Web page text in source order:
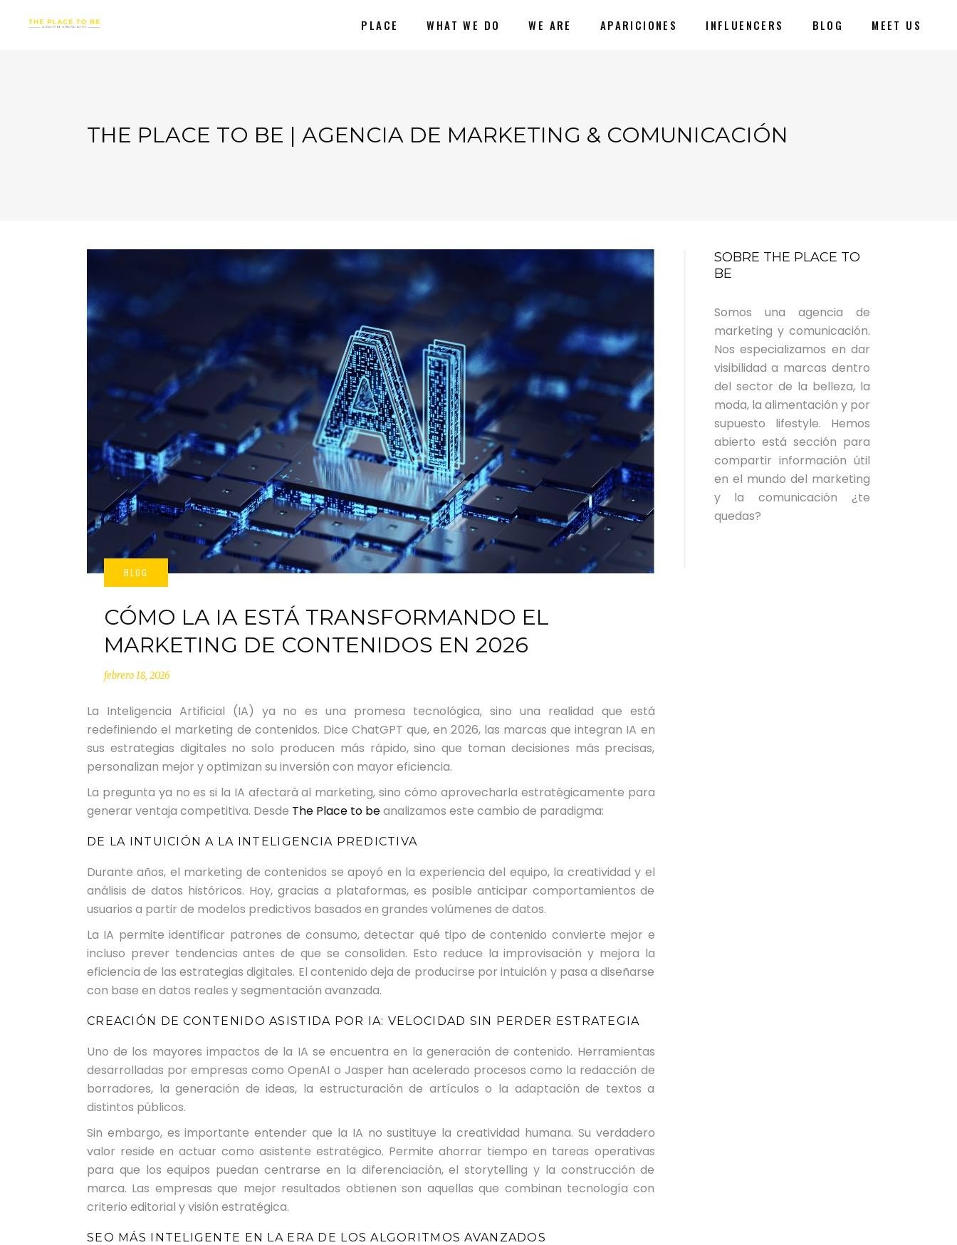
PLACE WHAT WE DO WE ARE APARICIONES INFLUENCERS BLOG MEET US
THE PLACE TO BE | AGENCIA DE MARKETING & COMUNICACIÓN
CÓMO LA IA ESTÁ TRANSFORMANDO EL
MARKETING DE CONTENIDOS EN 2026
febrero 18, 2026
La Inteligencia Artificial (IA) ya no es una promesa tecnológica, sino una realidad que está
redefiniendo el marketing de contenidos. Dice ChatGPT que, en 2026, las marcas que integran IA en
sus estrategias digitales no solo producen más rápido, sino que toman decisiones más precisas,
personalizan mejor y optimizan su inversión con mayor eficiencia.
La pregunta ya no es si la IA afectará al marketing, sino cómo aprovecharla estratégicamente para
generar ventaja competitiva. Desde The Place to beanalizamos este cambio de paradigma:
DE LA INTUICIÓN A LA INTELIGENCIA PREDICTIVA
Durante años, el marketing de contenidos se apoyó en la experiencia del equipo, la creatividad y el
análisis de datos históricos. Hoy, gracias a plataformas, es posible anticipar comportamientos de
usuarios a partir de modelos predictivos basados en grandes volúmenes de datos.
La IA permite identificar patrones de consumo, detectar qué tipo de contenido convierte mejor e
incluso prever tendencias antes de que se consoliden. Esto reduce la improvisación y mejora la
eficiencia de las estrategias digitales. El contenido deja de producirse por intuición y pasa a diseñarse
con base en datos reales y segmentación avanzada.
CREACIÓN DE CONTENIDO ASISTIDA POR IA: VELOCIDAD SIN PERDER ESTRATEGIA
Uno de los mayores impactos de la IA se encuentra en la generación de contenido. Herramientas
desarrolladas por empresas comoOpenAI o Jasper han acelerado procesos como la redacción de
borradores, la generación de ideas, la estructuración de artículos o la adaptación de textos a
distintos públicos.
Sin embargo, es importante entender que la IA no sustituye la creatividad humana. Su verdadero
valor reside en actuar como asistente estratégico. Permite ahorrar tiempo en tareas operativas
para que los equipos puedan centrarse en la diferenciación, el storytelling y la construcción de
marca. Las empresas que mejor resultados obtienen son aquellas que combinan tecnología con
criterio editorial y visión estratégica.
SEO MÁS INTELIGENTE EN LA ERA DE LOS ALGORITMOS AVANZADOS
SOBRE THE PLACE TO
BE
Somos una agencia de
marketing y comunicación.
Nos especializamos en dar
visibilidad a marcas dentro
del sector de la belleza, la
moda, la alimentación y por
supuesto lifestyle. Hemos
abierto está sección para
compartir información útil
en el mundo del marketing
y la comunicación ¿te
quedas?